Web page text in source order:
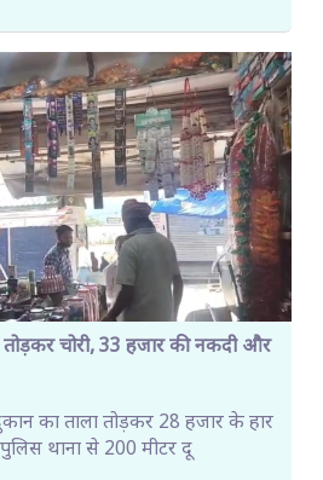
चोरी, 33 हजार की नकदी और
का ताला तोड़कर 28 हजार के हार
थाना से 200 मीटर दू